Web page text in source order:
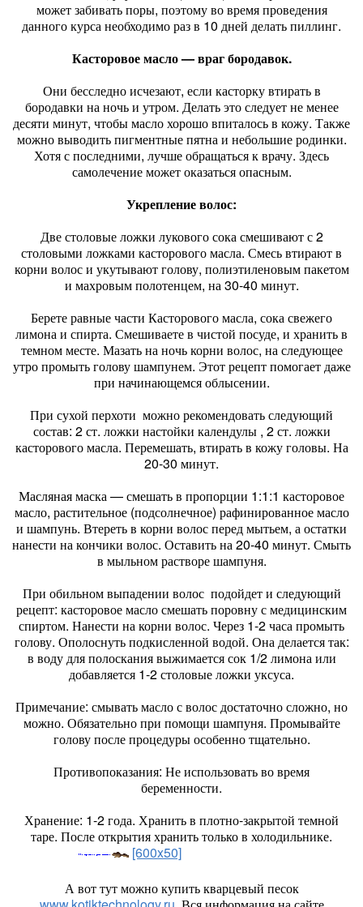
может забивать поры, поэтому во время проведения
данного курса необходимо раз в 10 дней делать пиллинг.
Касторовое масло — враг бородавок.
Они бесследно исчезают, если касторку втирать в
бородавки на ночь и утром. Делать это следует не менее
десяти минут, чтобы масло хорошо впиталось в кожу. Также
можно выводить пигментные пятна и небольшие родинки.
Хотя с последними, лучше обращаться к врачу. Здесь
самолечение может оказаться опасным.
Укрепление волос:
Две столовые ложки лукового сока смешивают с 2
столовыми ложками касторового масла. Смесь втирают в
корни волос и укутывают голову, полиэтиленовым пакетом
и махровым полотенцем, на 30-40 минут.
Берете равные части Касторового масла, сока свежего
лимона и спирта. Смешиваете в чистой посуде, и хранить в
темном месте. Мазать на ночь корни волос, на следующее
утро промыть голову шампунем. Этот рецепт помогает даже
при начинающемся облысении.
При сухой перхоти можно рекомендовать следующий
состав: 2 ст. ложки настойки календулы , 2 ст. ложки
касторового масла. Перемешать, втирать в кожу головы. На
20-30 минут.
Масляная маска — смешать в пропорции 1:1:1 касторовое
масло, растительное (подсолнечное) рафинированное масло
и шампунь. Втереть в корни волос перед мытьем, а остатки
нанести на кончики волос. Оставить на 20-40 минут. Смыть
в мыльном растворе шампуня.
При обильном выпадении волос подойдет и следующий
рецепт: касторовое масло смешать поровну с медицинским
спиртом. Нанести на корни волос. Через 1-2 часа промыть
голову. Ополоснуть подкисленной водой. Она делается так:
в воду для полоскания выжимается сок 1/2 лимона или
добавляется 1-2 столовые ложки уксуса.
Примечание: смывать масло с волос достаточно сложно, но
можно. Обязательно при помощи шампуня. Промывайте
голову после процедуры особенно тщательно.
Противопоказания: Не использовать во время
беременности.
Хранение: 1-2 года. Хранить в плотно-закрытой темной
таре. После открытия хранить только в холодильнике.
[600x50]
А вот тут можно купить кварцевый песок